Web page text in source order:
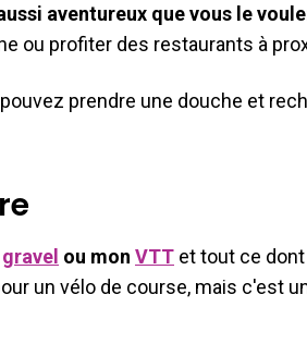
aventureux que vous le
ou profiter des restaurants à
prendre une douche et
gravel ou mon VTT et tout ce
un vélo de course, mais c'est